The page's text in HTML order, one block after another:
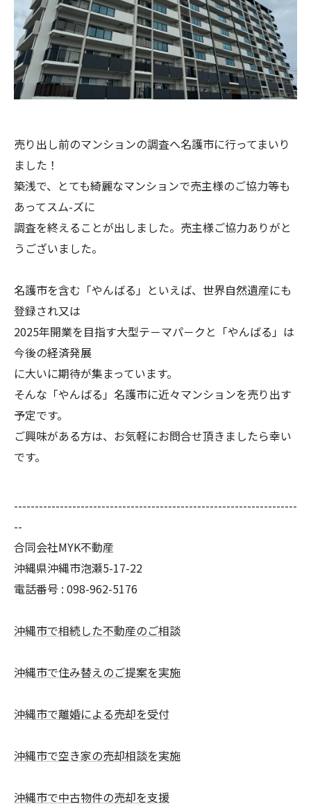
売り出し前のマンションの調査へ名護市に行ってまいり
ました！
築浅で、とても綺麗なマンションで売主様のご協力等も
あってスム-ズに
調査を終えることが出しました。売主様ご協力ありがと
うございました。
名護市を含む「やんばる」といえば、世界自然遺産にも
登録され又は
2025年開業を目指す大型テ－マパ－クと「やんばる」は
今後の経済発展
に大いに期待が集まっています。
そんな「やんばる」名護市に近々マンションを売り出す
予定です。
ご興味がある方は、お気軽にお問合せ頂きましたら幸い
です。
--------------------------------------------------------------------
--
合同会社MYK不動産
沖縄県沖縄市泡瀬5-17-22
電話番号 : 098-962-5176
沖縄市で相続した不動産のご相談
沖縄市で住み替えのご提案を実施
沖縄市で離婚による売却を受付
沖縄市で空き家の売却相談を実施
沖縄市で中古物件の売却を支援